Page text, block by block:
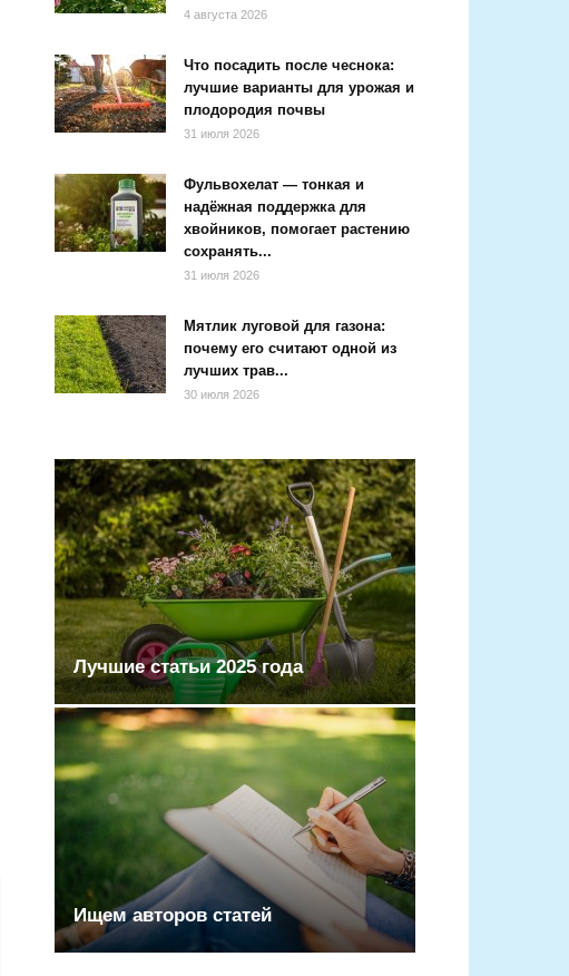
4 августа 2026
Что посадить после чеснока:
лучшие варианты для урожая и
плодородия почвы
31 июля 2026
Фульвохелат — тонкая и
надёжная поддержка для
хвойников, помогает растению
сохранять...
31 июля 2026
Мятлик луговой для газона:
почему его считают одной из
лучших трав...
30 июля 2026
Лучшие статьи 2025 года
Ищем авторов статей